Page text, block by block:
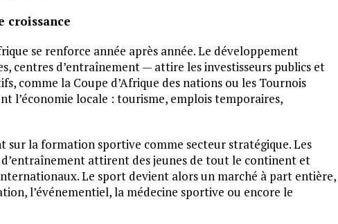
croissance
se renforce année après année. Le développement
centres d’entraînement — attire les investisseurs publics et
comme la Coupe d’Afrique des nations ou les Tournois
l’économie locale : tourisme, emplois temporaires,
sur la formation sportive comme secteur stratégique. Les
attirent des jeunes de tout le continent et
Le sport devient alors un marché à part entière,
l’événementiel, la médecine sportive ou encore le